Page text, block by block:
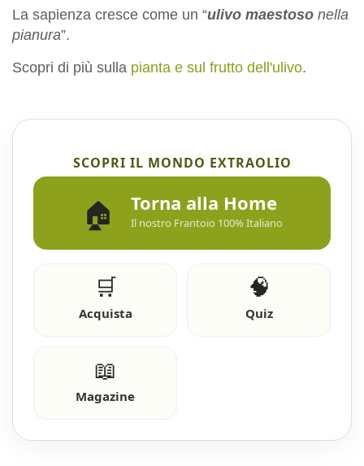
La sapienza cresce come un “ulivo maestoso nella
pianura”.
Scopri di più sulla pianta e sul frutto dell'ulivo.
SCOPRI IL MONDO EXTRAOLIO
🏠 Torna alla Home
Il nostro Frantoio 100% Italiano
🛒
Acquista
🧠
Quiz
📖
Magazine